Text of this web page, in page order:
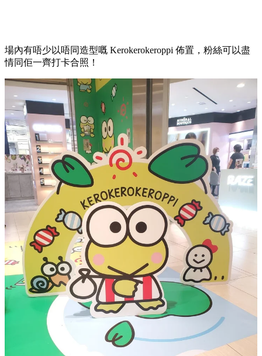
場內有唔少以唔同造型嘅 Kerokerokeroppi 佈置，粉絲可以盡
情同佢一齊打卡合照！